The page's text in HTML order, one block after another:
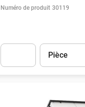
Numéro de produit 30119
Unité
Pièce